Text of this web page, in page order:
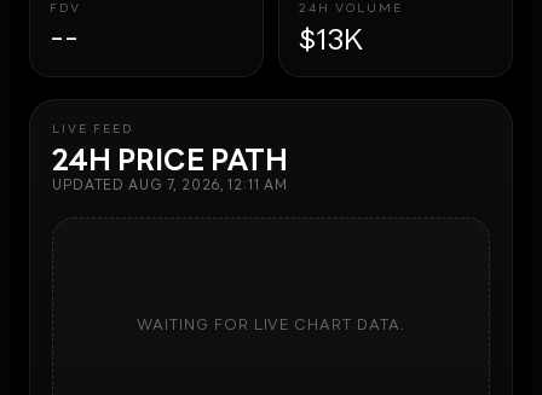
FDV
--
24H VOLUME
$13K
LIVE FEED
24H PRICE PATH
UPDATEDAUG 7, 2026, 12:11 AM
WAITING FOR LIVE CHART DATA.